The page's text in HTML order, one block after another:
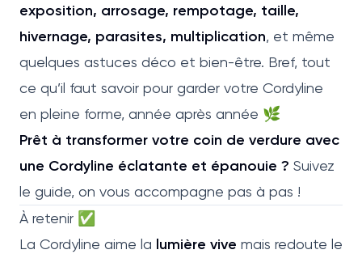
exposition, arrosage, rempotage, taille,
hivernage, parasites, multiplication, et même
quelques astuces déco et bien-être. Bref, tout
ce qu’il faut savoir pour garder votre Cordyline
en pleine forme, année après année 🌿
Prêt à transformer votre coin de verdure avec
une Cordyline éclatante et épanouie ? Suivez
le guide, on vous accompagne pas à pas !
À retenir ✅
La Cordyline aime la lumière vive mais redoute le